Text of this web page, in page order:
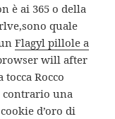
è ai 365 o della
quale
Flagyl pillole a
will after
tocca Rocco
contrario una
d’oro di